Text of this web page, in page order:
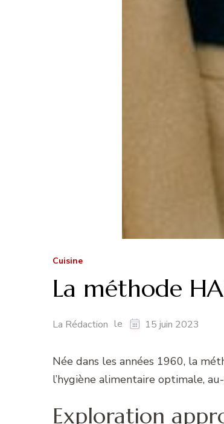
Cuisine
La méthode
La Rédaction le 15 juin 2023
Née dans les années 1960, la
l’hygiène alimentaire optimale,
Exploration